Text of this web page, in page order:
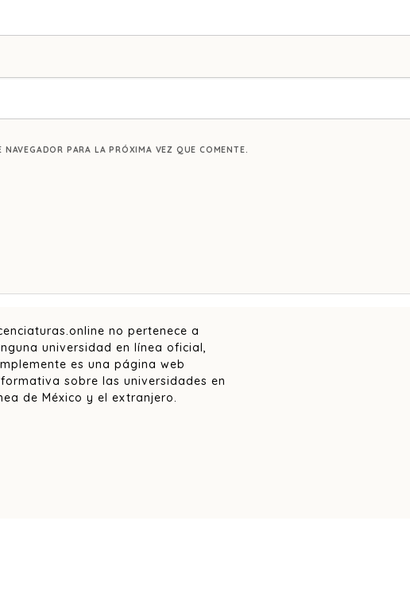
PARA LA PRÓXIMA VEZ QUE COMENTE.
no pertenece a
universidad en línea oficial,
es una página web
sobre las universidades en
de México y el extranjero.